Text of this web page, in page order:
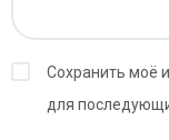
Сохранить моё
для